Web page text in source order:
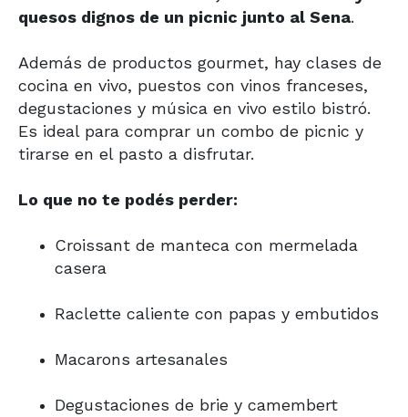
quesos dignos de un picnic junto al Sena.
Además de productos gourmet, hay clases de
cocina en vivo, puestos con vinos franceses,
degustaciones y música en vivo estilo bistró.
Es ideal para comprar un combo de picnic y
tirarse en el pasto a disfrutar.
Lo que no te podés perder:
Croissant de manteca con mermelada
casera
Raclette caliente con papas y embutidos
Macarons artesanales
Degustaciones de brie y camembert